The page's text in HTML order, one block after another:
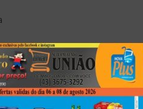
Next